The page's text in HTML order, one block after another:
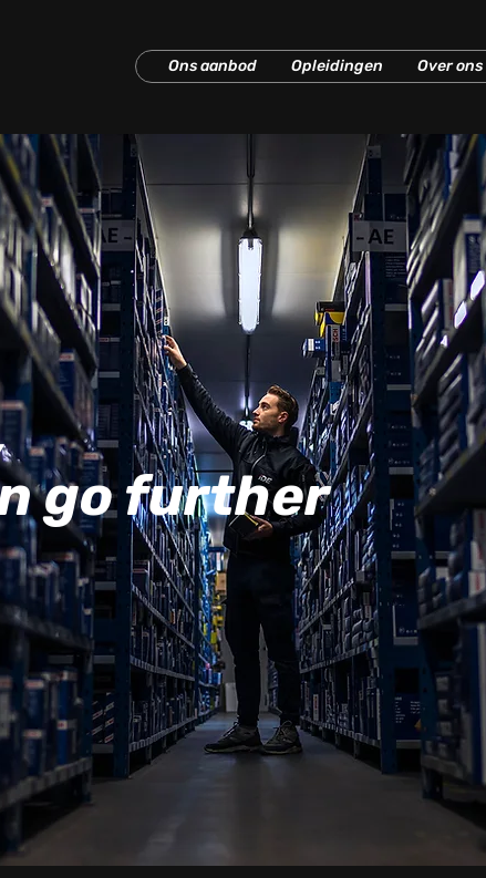
Ons aanbod Opleidingen Over ons
go further